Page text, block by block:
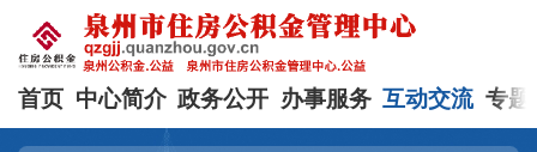
首页 中心简介 政务公开 办事服务 互动交流 专题